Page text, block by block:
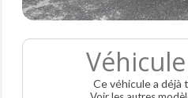
Ce véhicule a déjà